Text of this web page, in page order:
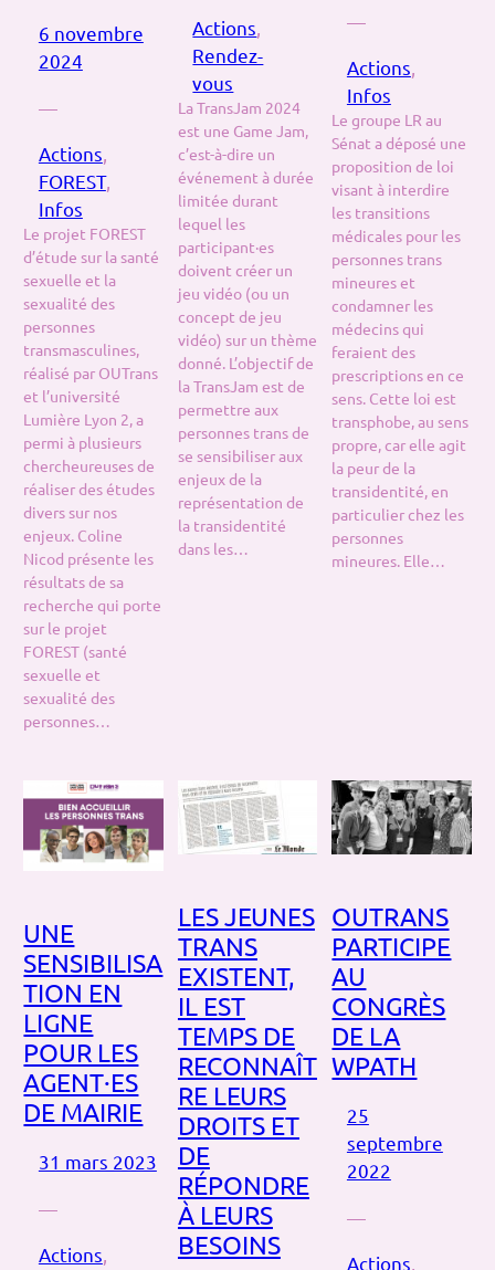
6 novembre
2024
—
Actions
FOREST
Infos
Le projet FOREST
d’étude sur la santé
sexuelle et la
sexualité des
personnes
transmasculines,
réalisé par OUTrans
et l’université
Lumière Lyon 2, a
permi à plusieurs
chercheureuses de
réaliser des études
divers sur nos
enjeux. Coline
Nicod présente les
résultats de sa
recherche qui porte
sur le projet
FOREST (santé
sexuelle et
sexualité des
personnes…
Actions
Rendez-
vous
La TransJam 2024
est une Game Jam,
c’est-à-dire un
événement à durée
limitée durant
lequel les
participant·es
doivent créer un
jeu vidéo (ou un
concept de jeu
vidéo) sur un thème
donné. L’objectif de
la TransJam est de
permettre aux
personnes trans de
se sensibiliser aux
enjeux de la
représentation de
la transidentité
dans les…
—
Actions
Infos
Le groupe LR au
Sénat a déposé une
proposition de loi
visant à interdire
les transitions
médicales pour les
personnes trans
mineures et
condamner les
médecins qui
feraient des
prescriptions en ce
sens. Cette loi est
transphobe, au sens
propre, car elle agit
la peur de la
transidentité, en
particulier chez les
personnes
mineures. Elle…
UNE
SENSIBILISA
TION EN
LIGNE
POUR LES
AGENT·ES
DE MAIRIE
31 mars 2023
—
Actions
LES JEUNES
TRANS
EXISTENT,
IL EST
TEMPS DE
RECONNAÎT
RE LEURS
DROITS ET
DE
RÉPONDRE
À LEURS
BESOINS
OUTRANS
PARTICIPE
AU
CONGRÈS
DE LA
WPATH
25
septembre
2022
—
Actions